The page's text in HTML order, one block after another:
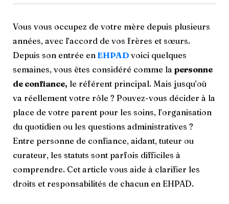
Vous vous occupez de votre mère depuis plusieurs
années, avec l’accord de vos frères et sœurs.
Depuis son entrée en EHPAD voici quelques
semaines, vous êtes considéré comme la personne
de confiance, le référent principal. Mais jusqu’où
va réellement votre rôle ? Pouvez-vous décider à la
place de votre parent pour les soins, l’organisation
du quotidien ou les questions administratives ?
Entre personne de confiance, aidant, tuteur ou
curateur, les statuts sont parfois difficiles à
comprendre. Cet article vous aide à clarifier les
droits et responsabilités de chacun en EHPAD.